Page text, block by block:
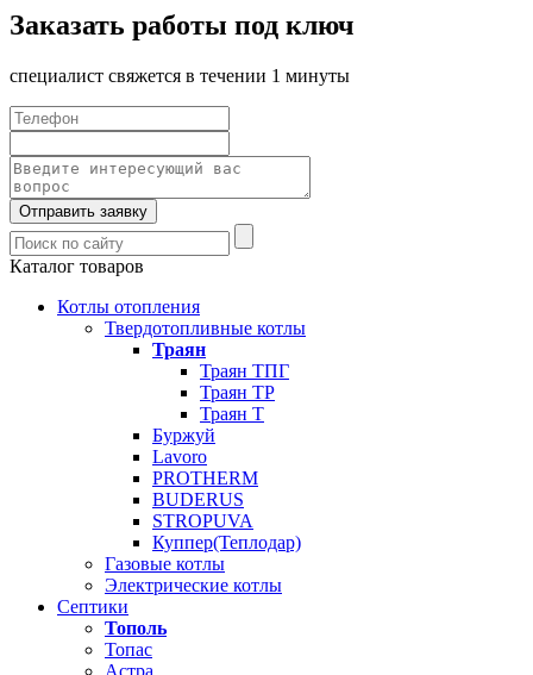
Заказать работы под ключ
специалист свяжется в течении 1 минуты
Отправить заявку
Каталог товаров
Котлы отопления
Твердотопливные котлы
Траян
Траян ТПГ
Траян ТР
Траян Т
Буржуй
Lavoro
PROTHERM
BUDERUS
STROPUVA
Куппер(Теплодар)
Газовые котлы
Электрические котлы
Септики
Тополь
Топас